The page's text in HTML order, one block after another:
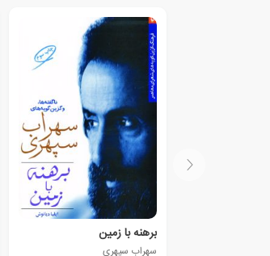
برهنه با زمین
سهراب سپهری